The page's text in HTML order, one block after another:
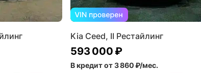
Kia Ceed, II Рестайлинг
593 000 ₽
В кредит от 3 860 ₽/мес.